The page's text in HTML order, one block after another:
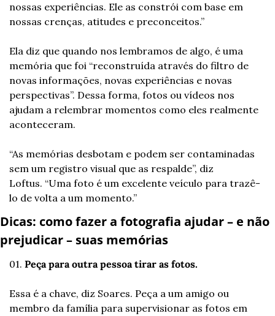
nossas experiências. Ele as constrói com base em
nossas crenças, atitudes e preconceitos.”
Ela diz que quando nos lembramos de algo, é uma
memória que foi “reconstruída através do filtro de
novas informações, novas experiências e novas
perspectivas”. Dessa forma, fotos ou vídeos nos
ajudam a relembrar momentos como eles realmente
aconteceram.
“As memórias desbotam e podem ser contaminadas
sem um registro visual que as respalde”, diz
Loftus. “Uma foto é um excelente veículo para trazê-
lo de volta a um momento.”
Dicas: como fazer a fotografia ajudar – e não
prejudicar – suas memórias
01. Peça para outra pessoa tirar as fotos.
Essa é a chave, diz Soares. Peça a um amigo ou
membro da família para supervisionar as fotos em